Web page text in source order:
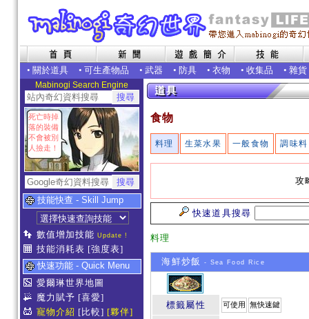
• 關於道具 • 可生產物品 • 武器 • 防具 • 衣物 • 收集品 • 雜貨
Mabinogi Search Engine
死亡時掉
落的裝備
不會被別
人撿走！
技能快查 - Skill Jump
數值增加技能 Update !
技能消耗表 [強度表]
快速功能 - Quick Menu
愛爾琳世界地圖
魔力賦予 [喜愛]
寵物介紹 [比較] [夥伴]
食物
料理 生菜水果 一般食物 調味料
攻
快速道具搜尋
料理
海鮮炒飯 - Sea Food Rice
標籤屬性 可使用 無快速鍵